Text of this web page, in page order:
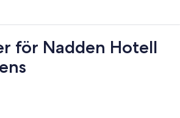
för Nadden Hotell